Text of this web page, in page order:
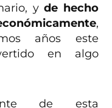
yde hecho
,
años este
en algo
de esta